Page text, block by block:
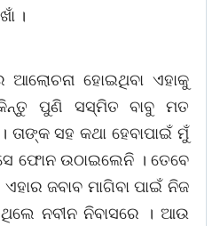
।
ଆଲୋଚନା ହୋଇଥିବା ଏହାକୁ
ପୁଣି ସସ୍ମିତ ବାବୁ ମତ
ତାଙ୍କ ସହ କଥା ହେବାପାଇଁ ମୁଁ
ଫୋନ ଉଠାଇଲେନି । ତେବେ
ଜବାବ ମାଗିବା ପାଇଁ ନିଜ
ନବୀନ ନିବାସରେ । ଆଉ